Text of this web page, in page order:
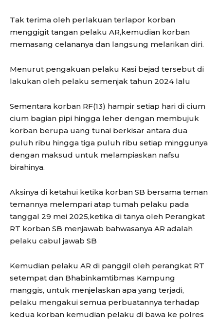
Tak terima oleh perlakuan terlapor korban
menggigit tangan pelaku AR,kemudian korban
memasang celananya dan langsung melarikan diri.
Menurut pengakuan pelaku Kasi bejad tersebut di
lakukan oleh pelaku semenjak tahun 2024 lalu
Sementara korban RF(13) hampir setiap hari di cium
cium bagian pipi hingga leher dengan membujuk
korban berupa uang tunai berkisar antara dua
puluh ribu hingga tiga puluh ribu setiap minggunya
dengan maksud untuk melampiaskan nafsu
birahinya.
Aksinya di ketahui ketika korban SB bersama teman
temannya melempari atap tumah pelaku pada
tanggal 29 mei 2025,ketika di tanya oleh Perangkat
RT korban SB menjawab bahwasanya AR adalah
pelaku cabul jawab SB
Kemudian pelaku AR di panggil oleh perangkat RT
setempat dan Bhabinkamtibmas Kampung
manggis, untuk menjelaskan apa yang terjadi,
pelaku mengakui semua perbuatannya terhadap
kedua korban kemudian pelaku di bawa ke polres